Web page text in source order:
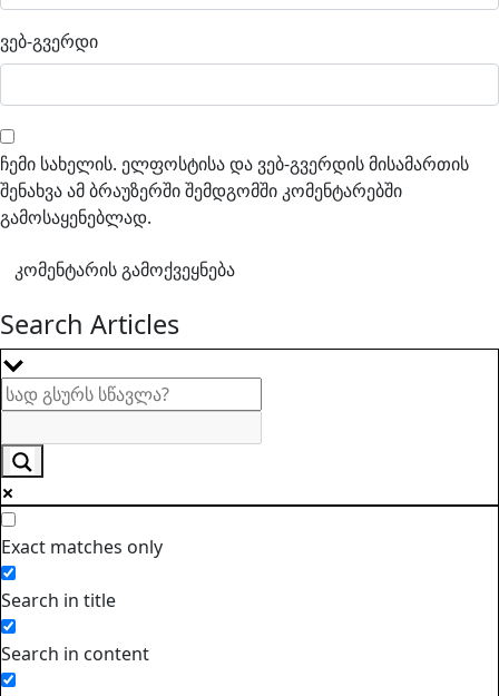
ვებ-გვერდი
ჩემი სახელის. ელფოსტისა და ვებ-გვერდის მისამართის
შენახვა ამ ბრაუზერში შემდგომში კომენტარებში
გამოსაყენებლად.
Search Articles
Exact matches only
Search in title
Search in content